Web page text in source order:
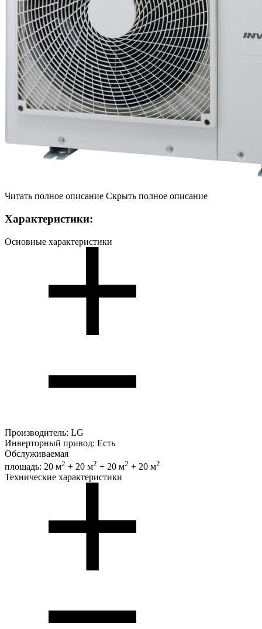
Читать полное описание Скрыть полное описание
Характеристики:
Основные характеристики
Производитель: LG
Инверторный привод: Есть
Обслуживаемая
площадь: 20 м2 + 20 м2 + 20 м2 + 20 м2
Технические характеристики